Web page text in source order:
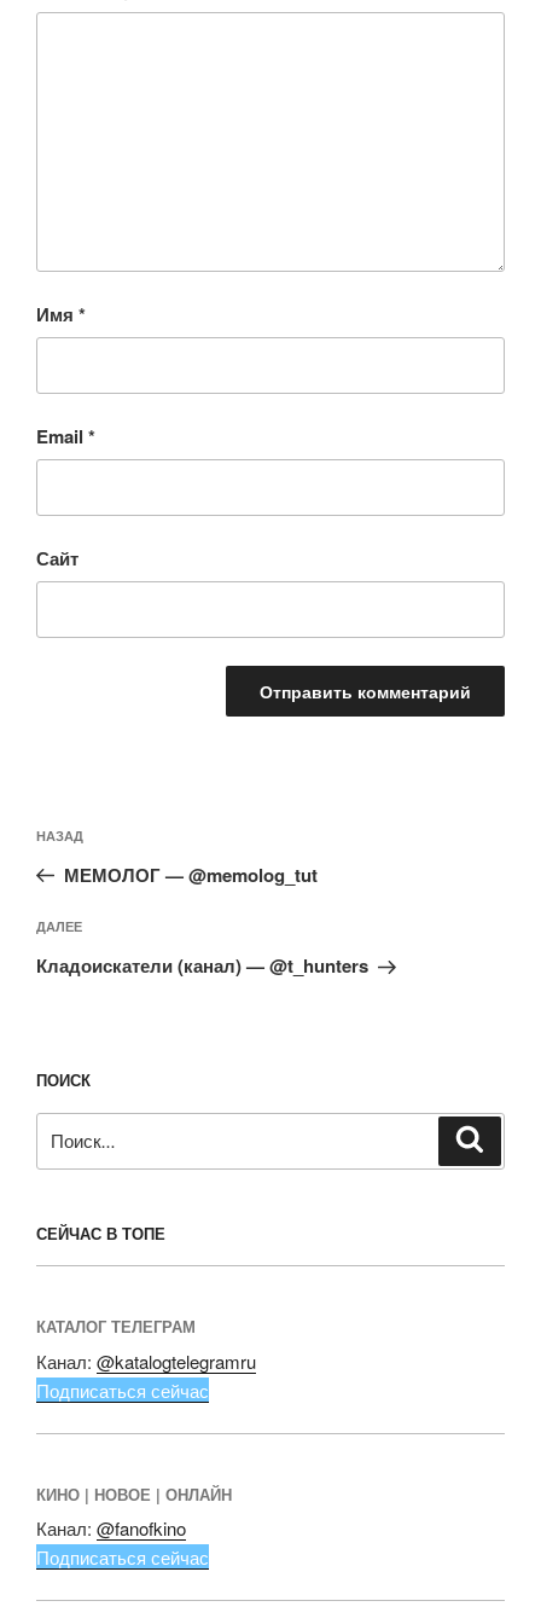
Имя *
Email *
Сайт
по
записям
Предыдущая
запись:
НАЗАД
МЕМОЛОГ — @memolog_tut
Следующая
запись
ДАЛЕЕ
Кладоискатели (канал) — @t_hunters
ПОИСК
СЕЙЧАС В ТОПЕ
КАТАЛОГ ТЕЛЕГРАМ
Канал: @katalogtelegramru
Подписаться сейчас
КИНО | НОВОЕ | ОНЛАЙН
Канал: @fanofkino
Подписаться сейчас